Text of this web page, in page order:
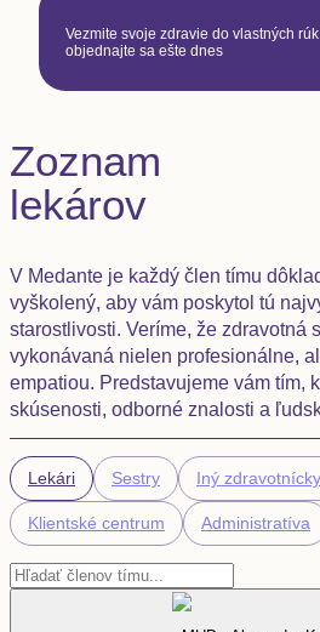
Vezmite svoje zdravie do vlastných
objednajte sa ešte dnes
Zoznam
lekárov
V Medante je každý člen tímu
vyškolený, aby vám poskytol tú
starostlivosti. Veríme, že zdravotná
vykonávaná nielen profesionálne,
empatiou. Predstavujeme vám tím,
skúsenosti, odborné znalosti a
Lekári Sestry Iný
Klientské centrum Administratíva